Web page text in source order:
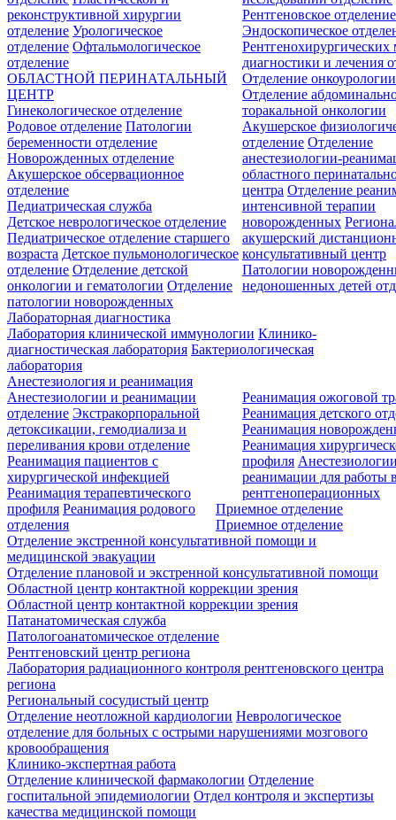
реконструктивной хирургии
отделение Урологическое
отделение Офтальмологическое
отделение
Рентгеновское отделение
Эндоскопическое
Рентгенохирургических
диагностики и лечения
Отделение онкоурологии
Отделение
торакальной онкологии
ОБЛАСТНОЙ ПЕРИНАТАЛЬНЫЙ
ЦЕНТР
Гинекологическое отделение
Родовое отделение Патологии
беременности отделение
Новорожденных отделение
Акушерское обсервационное
отделение
Акушерское
отделение Отделение
анестезиологии-
областного
центра Отделение
интенсивной терапии
новорожденных
акушерский
консультативный центр
Патологии
недоношенных детей
Педиатрическая служба
Детское неврологическое отделение
Педиатрическое отделение старшего
возраста Детское пульмонологическое
отделение Отделение детской
онкологии и гематологии Отделение
патологии новорожденных
Лабораторная диагностика
Лаборатория клинической иммунологии Клинико-
диагностическая лаборатория Бактериологическая
лаборатория
Анестезиология и реанимация
Анестезиологии и реанимации
отделение Экстракорпоральной
детоксикации, гемодиализа и
переливания крови отделение
Реанимация пациентов с
хирургической инфекцией
Реанимация терапевтического
профиля Реанимация родового
отделения
Реанимация ожоговой
Реанимация детского
Реанимация
Реанимация
профиля
реанимации для работы
рентгеноперационных
Приемное отделение
Приемное отделение
Отделение экстренной консультативной помощи и
медицинской эвакуации
Отделение плановой и экстренной консультативной помощи
Областной центр контактной коррекции зрения
Областной центр контактной коррекции зрения
Патанатомическая служба
Патологоанатомическое отделение
Рентгеновский центр региона
Лаборатория радиационного контроля рентгеновского центра
региона
Региональный сосудистый центр
Отделение неотложной кардиологии Неврологическое
отделение для больных с острыми нарушениями мозгового
кровообращения
Клинико-экспертная работа
Отделение клинической фармакологии Отделение
госпитальной эпидемиологии Отдел контроля и экспертизы
качества медицинской помощи